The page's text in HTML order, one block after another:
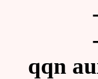
qqn